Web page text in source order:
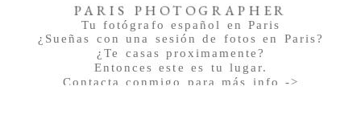
Tu fotógrafo español en Paris
¿Sueñas con una sesión de fotos en Paris?
¿Te casas proximamente?
Entonces este es tu lugar.
Contacta conmigo para más info ->
PARIS PHOTOGRAPHER